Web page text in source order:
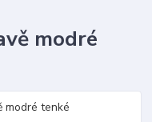
modré